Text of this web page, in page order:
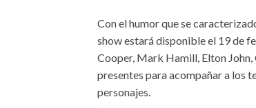
Con el humor que se
show estará disponible el 19 de
Cooper, Mark Hamill, Elton
presentes para acompañar a los
personajes.